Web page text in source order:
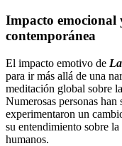
Impacto emocional
contemporánea
El impacto emotivo de
para ir más allá de una
meditación global sobre
Numerosas personas
experimentaron un
su entendimiento sobre
humanos.